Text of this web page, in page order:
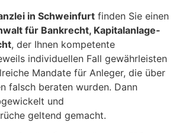
in Schweinfurt finden Sie einen
für Bankrecht, Kapitalanlage-
, der Ihnen kompetente
individuellen Fall gewährleisten
Mandate für Anleger, die über
falsch beraten wurden. Dann
und
geltend gemacht.